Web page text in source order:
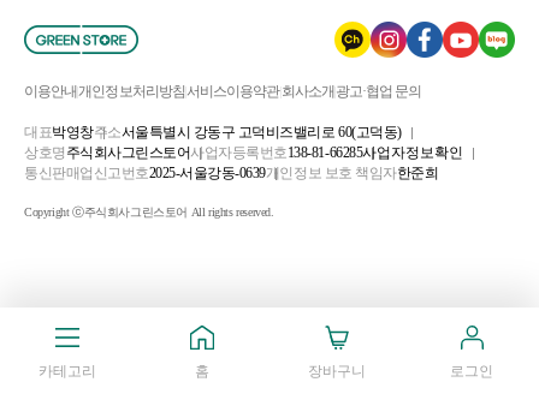
카테고리 홈 장바구니 로그인
이용안내개인정보처리방침 서비스이용약관회사소개 광고·협업 문의
대표박영창주소서울특별시 강동구 고덕비즈밸리로 60(고덕동)
상호명 주식회사그린스토어사업자등록번호138-81-66285사업자정보확인
통신판매업신고번호2025-서울강동-0639개인정보 보호 책임자한준희
Copyright ⓒ주식회사그린스토어 All rights reserved.